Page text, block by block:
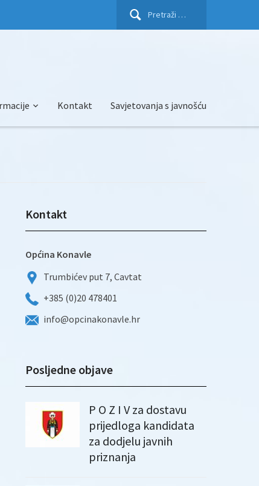
Pretraži:
Kontakt Savjetovanja s javnošću
Kontakt
Općina Konavle
Trumbićev put 7, Cavtat
+385 (0)20 478401
info@opcinakonavle.hr
Posljedne objave
P O Z I V za dostavu
prijedloga kandidata
za dodjelu javnih
priznanja